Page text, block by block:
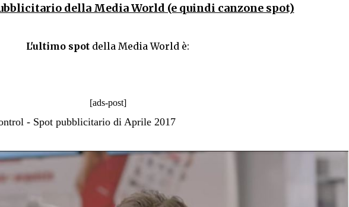
della Media World (e quindi canzone spot)
L'ultimo spot della Media World è:
[ads-post]
- Spot pubblicitario di Aprile 2017